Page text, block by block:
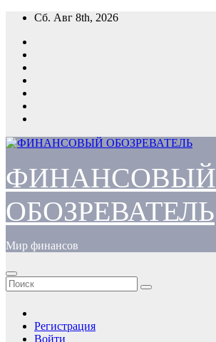
Перейти
содержимому
Сб. Авг 8th, 2026
ФИНАНСОВЫЙ
ОБОЗРЕВАТЕЛЬ
Мир финансов
Регистрация
Войти